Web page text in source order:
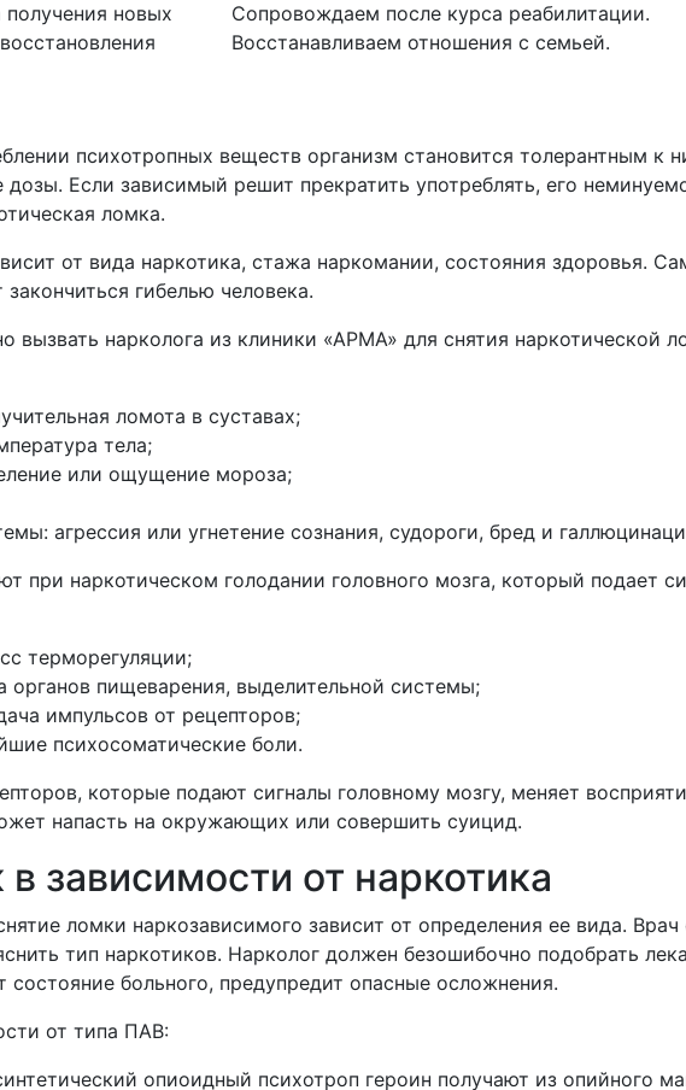
новых
Сопровождаем после курса реабилитации.
Восстанавливаем отношения с семьей.
психотропных веществ организм становится толерантным к
Если зависимый решит прекратить употреблять, его
ломка.
от вида наркотика, стажа наркомании, состояния здоровья.
гибелью человека.
вызвать нарколога из клиники «АРМА» для снятия наркотической
ломота в суставах;
тела;
или ощущение мороза;
агрессия или угнетение сознания, судороги, бред и
при наркотическом голодании головного мозга, который подает
терморегуляции;
органов пищеварения, выделительной системы;
импульсов от рецепторов;
психосоматические боли.
которые подают сигналы головному мозгу, меняет
напасть на окружающих или совершить суицид.
зависимости от наркотика
ломки наркозависимого зависит от определения ее вида.
тип наркотиков. Нарколог должен безошибочно подобрать
состояние больного, предупредит опасные осложнения.
от типа ПАВ:
опиоидный психотроп героин получают из опийного